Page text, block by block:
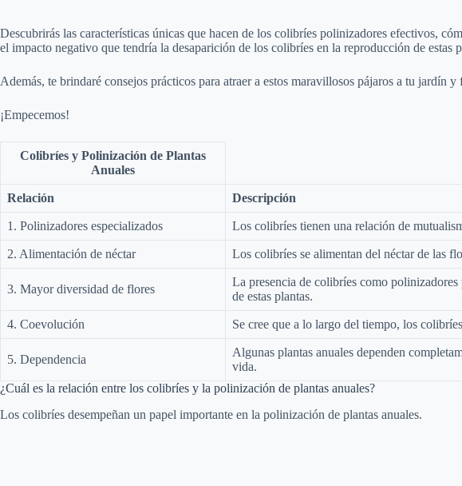
Descubrirás las características únicas que hacen de los colibríes polinizadores efectivos,
el impacto negativo que tendría la desaparición de los colibríes en la reproducción de estas
Además, te brindaré consejos prácticos para atraer a estos maravillosos pájaros a tu jardín
¡Empecemos!
Colibríes y Polinización de Plantas
Anuales
Relación Descripción
1. Polinizadores especializados Los colibríes tienen una relación de
2. Alimentación de néctar Los colibríes se alimentan del néctar de las
3. Mayor diversidad de flores
La presencia de colibríes como
de estas plantas.
4. Coevolución Se cree que a lo largo del tiempo, los
5. Dependencia
Algunas plantas anuales dependen
vida.
¿Cuál es la relación entre los colibríes y la polinización de plantas anuales?
Los colibríes desempeñan un papel importante en la polinización de plantas anuales.